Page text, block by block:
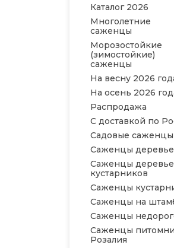
Каталог 2026
Многолетние
саженцы
Морозостойкие
(зимостойкие)
саженцы
На весну 2026
На осень 2026
Распродажа
С доставкой по
Садовые саженцы
Саженцы
Саженцы
кустарников
Саженцы
Саженцы на
Саженцы
Саженцы
Розалия